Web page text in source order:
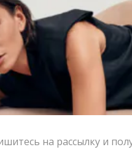
хорошо держит форму и
сочетать изделие с юбкой
Цвет:
черный
XS, S, M, L
Страна-производитель:
Тип товара:Жилеты
Написать в MAX
на рассылку и